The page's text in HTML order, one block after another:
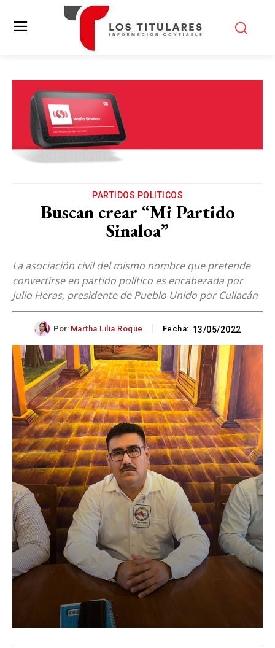
PARTIDOS POLITICOS
Buscan crear “Mi Partido
Sinaloa”
La asociación civil del mismo nombre que pretende
convertirse en partido político es encabezada por
Julio Heras, presidente de Pueblo Unido por Culiacán
Por: Martha Lilia Roque Fecha: 13/05/2022